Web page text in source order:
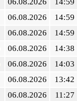
06.08.2026 14:59
06.08.2026 14:59
06.08.2026 14:38
06.08.2026 14:03
06.08.2026 13:42
06.08.2026 11:27